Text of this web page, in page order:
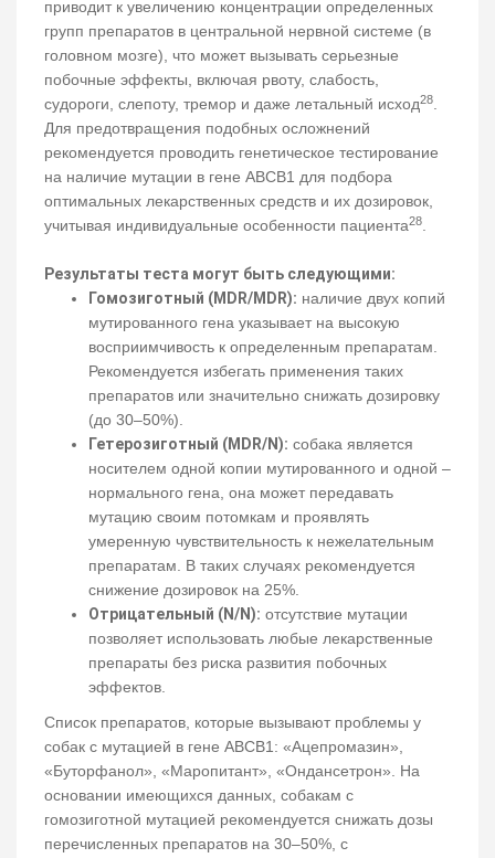
приводит к увеличению концентрации определенных
групп препаратов в центральной нервной системе (в
головном мозге), что может вызывать серьезные
побочные эффекты, включая рвоту, слабость,
судороги, слепоту, тремор и даже летальный исход28
Для предотвращения подобных осложнений
рекомендуется проводить генетическое тестирование
на наличие мутации в гене ABCB1 для подбора
оптимальных лекарственных средств и их дозировок,
учитывая индивидуальные особенности пациента28
Результаты теста могут быть следующими:
Гомозиготный (MDR/MDR): наличие двух копий
мутированного гена указывает на высокую
восприимчивость к определенным препаратам.
Рекомендуется избегать применения таких
препаратов или значительно снижать дозировку
(до 30–50%).
Гетерозиготный (MDR/N): собака является
носителем одной копии мутированного и одной –
нормального гена, она может передавать
мутацию своим потомкам и проявлять
умеренную чувствительность к нежелательным
препаратам. В таких случаях рекомендуется
снижение дозировок на 25%.
Отрицательный (N/N): отсутствие мутации
позволяет использовать любые лекарственные
препараты без риска развития побочных
эффектов.
Список препаратов, которые вызывают проблемы у
собак с мутацией в гене ABCB1: «Ацепромазин»,
«Буторфанол», «Маропитант», «Ондансетрон». На
основании имеющихся данных, собакам с
гомозиготной мутацией рекомендуется снижать дозы
перечисленных препаратов на 30–50%, с